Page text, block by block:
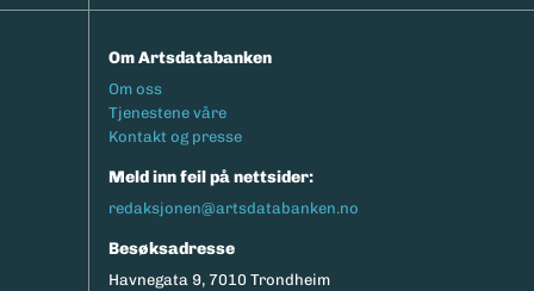
Om Artsdatabanken
Footermeny
Om oss
Tjenestene våre
Kontakt og presse
Meld inn feil på nettsider:
redaksjonen@artsdatabanken.no
Besøksadresse
Havnegata 9, 7010 Trondheim